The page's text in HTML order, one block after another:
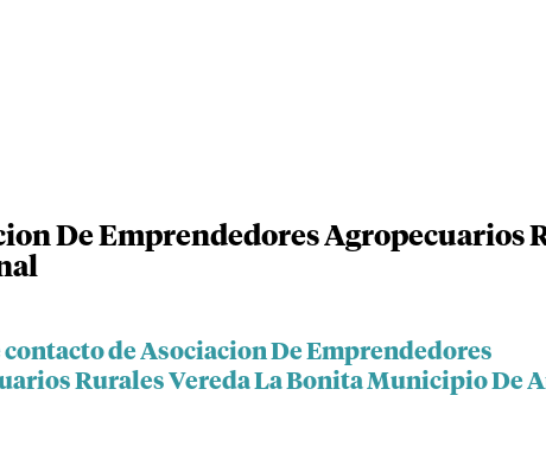
De Emprendedores Agropecuarios
contacto de Asociacion De Emprendedores
Rurales Vereda La Bonita Municipio De